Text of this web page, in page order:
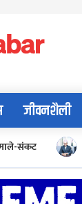
जीवनशैली
संकट